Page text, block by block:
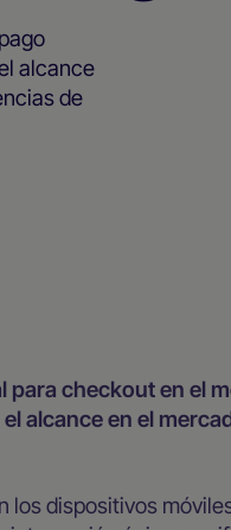
alcance
de
para checkout en el
alcance en el
dispositivos